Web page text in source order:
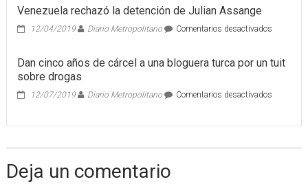
Venezuela rechazó la detención de Julian Assange
12/04/2019 Diario Metropolitano Comentarios desactivadosen
la
Dan cinco años de cárcel a una bloguera turca por un tuit
sobre drogas
12/07/2019 Diario Metropolitano Comentarios desactivadosen
Deja un comentario